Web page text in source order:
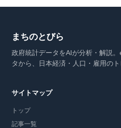
まちのとびら
政府統計データをAIが分析・解説
タから、日本経済・人口・雇用のト
サイトマップ
トップ
記事一覧